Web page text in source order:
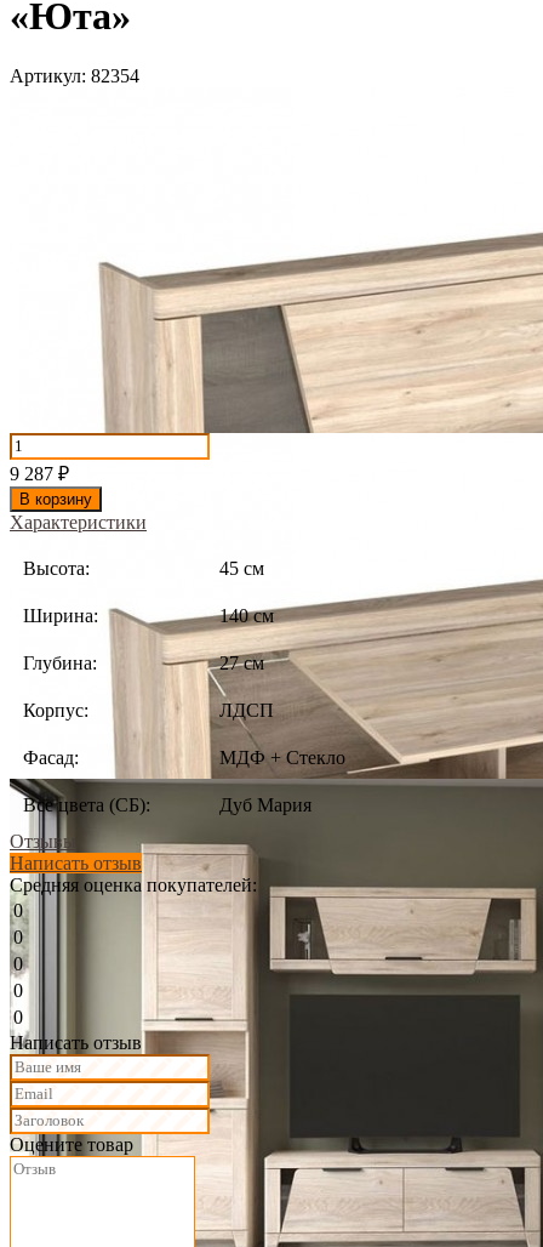
«Юта»
Артикул: 82354
9 287 ₽
В корзину
Характеристики
Высота: 45 см
Ширина: 140 см
Глубина: 27 см
Корпус: ЛДСП
Фасад: МДФ + Стекло
Все цвета (СБ):
Дуб Мария
Отзывы
Написать отзыв
Средняя оценка покупателей:
0
0
0
0
0
Написать отзыв
Оцените товар